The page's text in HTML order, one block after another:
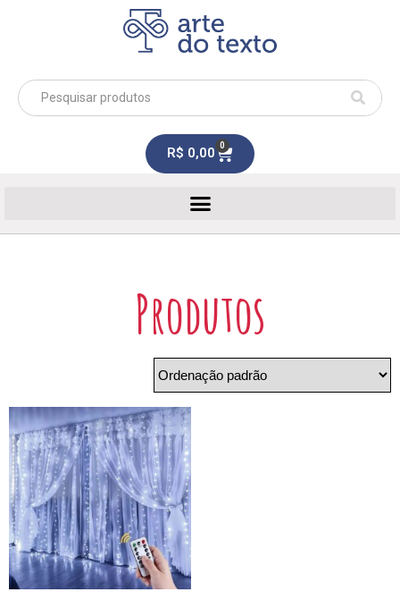
R$ 0,00 0
Produtos